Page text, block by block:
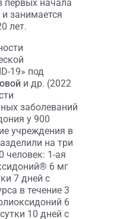
первых начала
занимается
лет.
19» под
и др. (2022
заболеваний
у 900
учреждения в
на три
человек: 1-ая
6 мг
7 дней с
в течение 3
6
10 дней с